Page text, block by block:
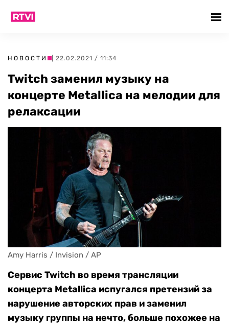
НОВОСТИ | 22.02.2021 / 11:34
Twitch заменил музыку на
концерте Metallica на мелодии для
релаксации
Amy Harris / Invision / AP
Сервис Twitch во время трансляции
концерта Metallica испугался претензий за
нарушение авторских прав и заменил
музыку группы на нечто, больше похожее на